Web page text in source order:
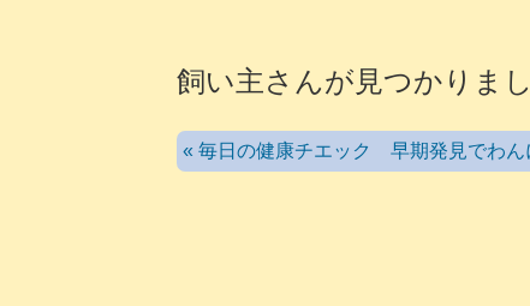
飼い主さんが見つかりまし
« 毎日の健康チエック 早期発見でわん